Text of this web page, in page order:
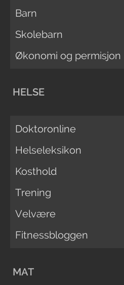
Barn
Skolebarn
Økonomi og permisjon
HELSE
Doktoronline
Helseleksikon
Kosthold
Trening
Velvære
Fitnessbloggen
MAT